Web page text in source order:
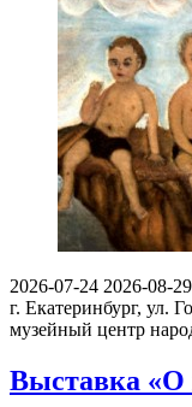
2026-07-24 2026-08-29
г. Екатеринбург, ул.
музейный центр
Выставка «О